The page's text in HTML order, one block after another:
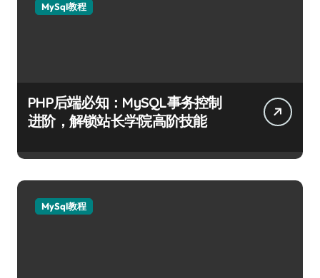
MySql教程
PHP后端必知：MySQL事务控制
进阶，解锁站长学院高阶技能
MySql教程